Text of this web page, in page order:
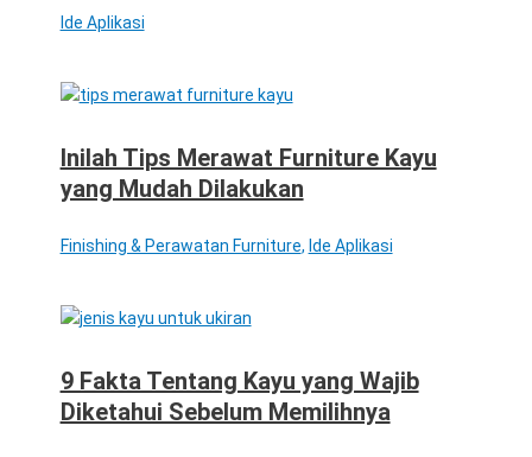
Ide Aplikasi
Inilah Tips Merawat Furniture Kayu
yang Mudah Dilakukan
Finishing & Perawatan Furniture, Ide Aplikasi
9 Fakta Tentang Kayu yang Wajib
Diketahui Sebelum Memilihnya